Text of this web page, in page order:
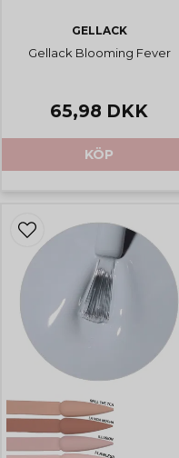
GELLACK
Gellack Blooming Fever
65,98 DKK
KÖP